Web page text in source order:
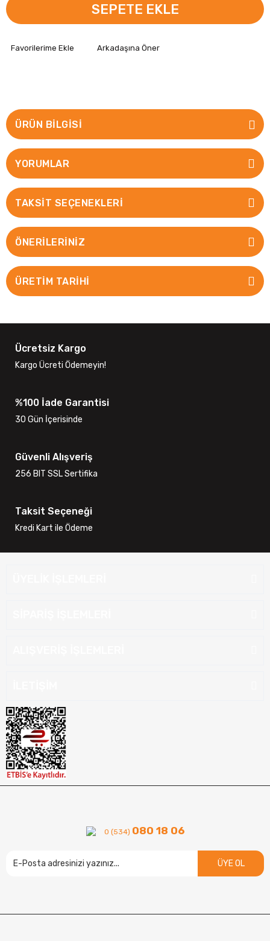
SEPETE EKLE
Arkadaşına Öner
ÜRÜN BILGISI
YORUMLAR
TAKSIT SEÇENEKLERI
ÖNERILERINIZ
ÜRETİM TARİHİ
Ücretsiz Kargo
Kargo Ücreti Ödemeyin!
%100 İade Garantisi
30 Gün İçerisinde
Güvenli Alışveriş
256 BIT SSL Sertifika
Taksit Seçeneği
Kredi Kart ile Ödeme
0 (534) 080 18 06
ÜYE OL